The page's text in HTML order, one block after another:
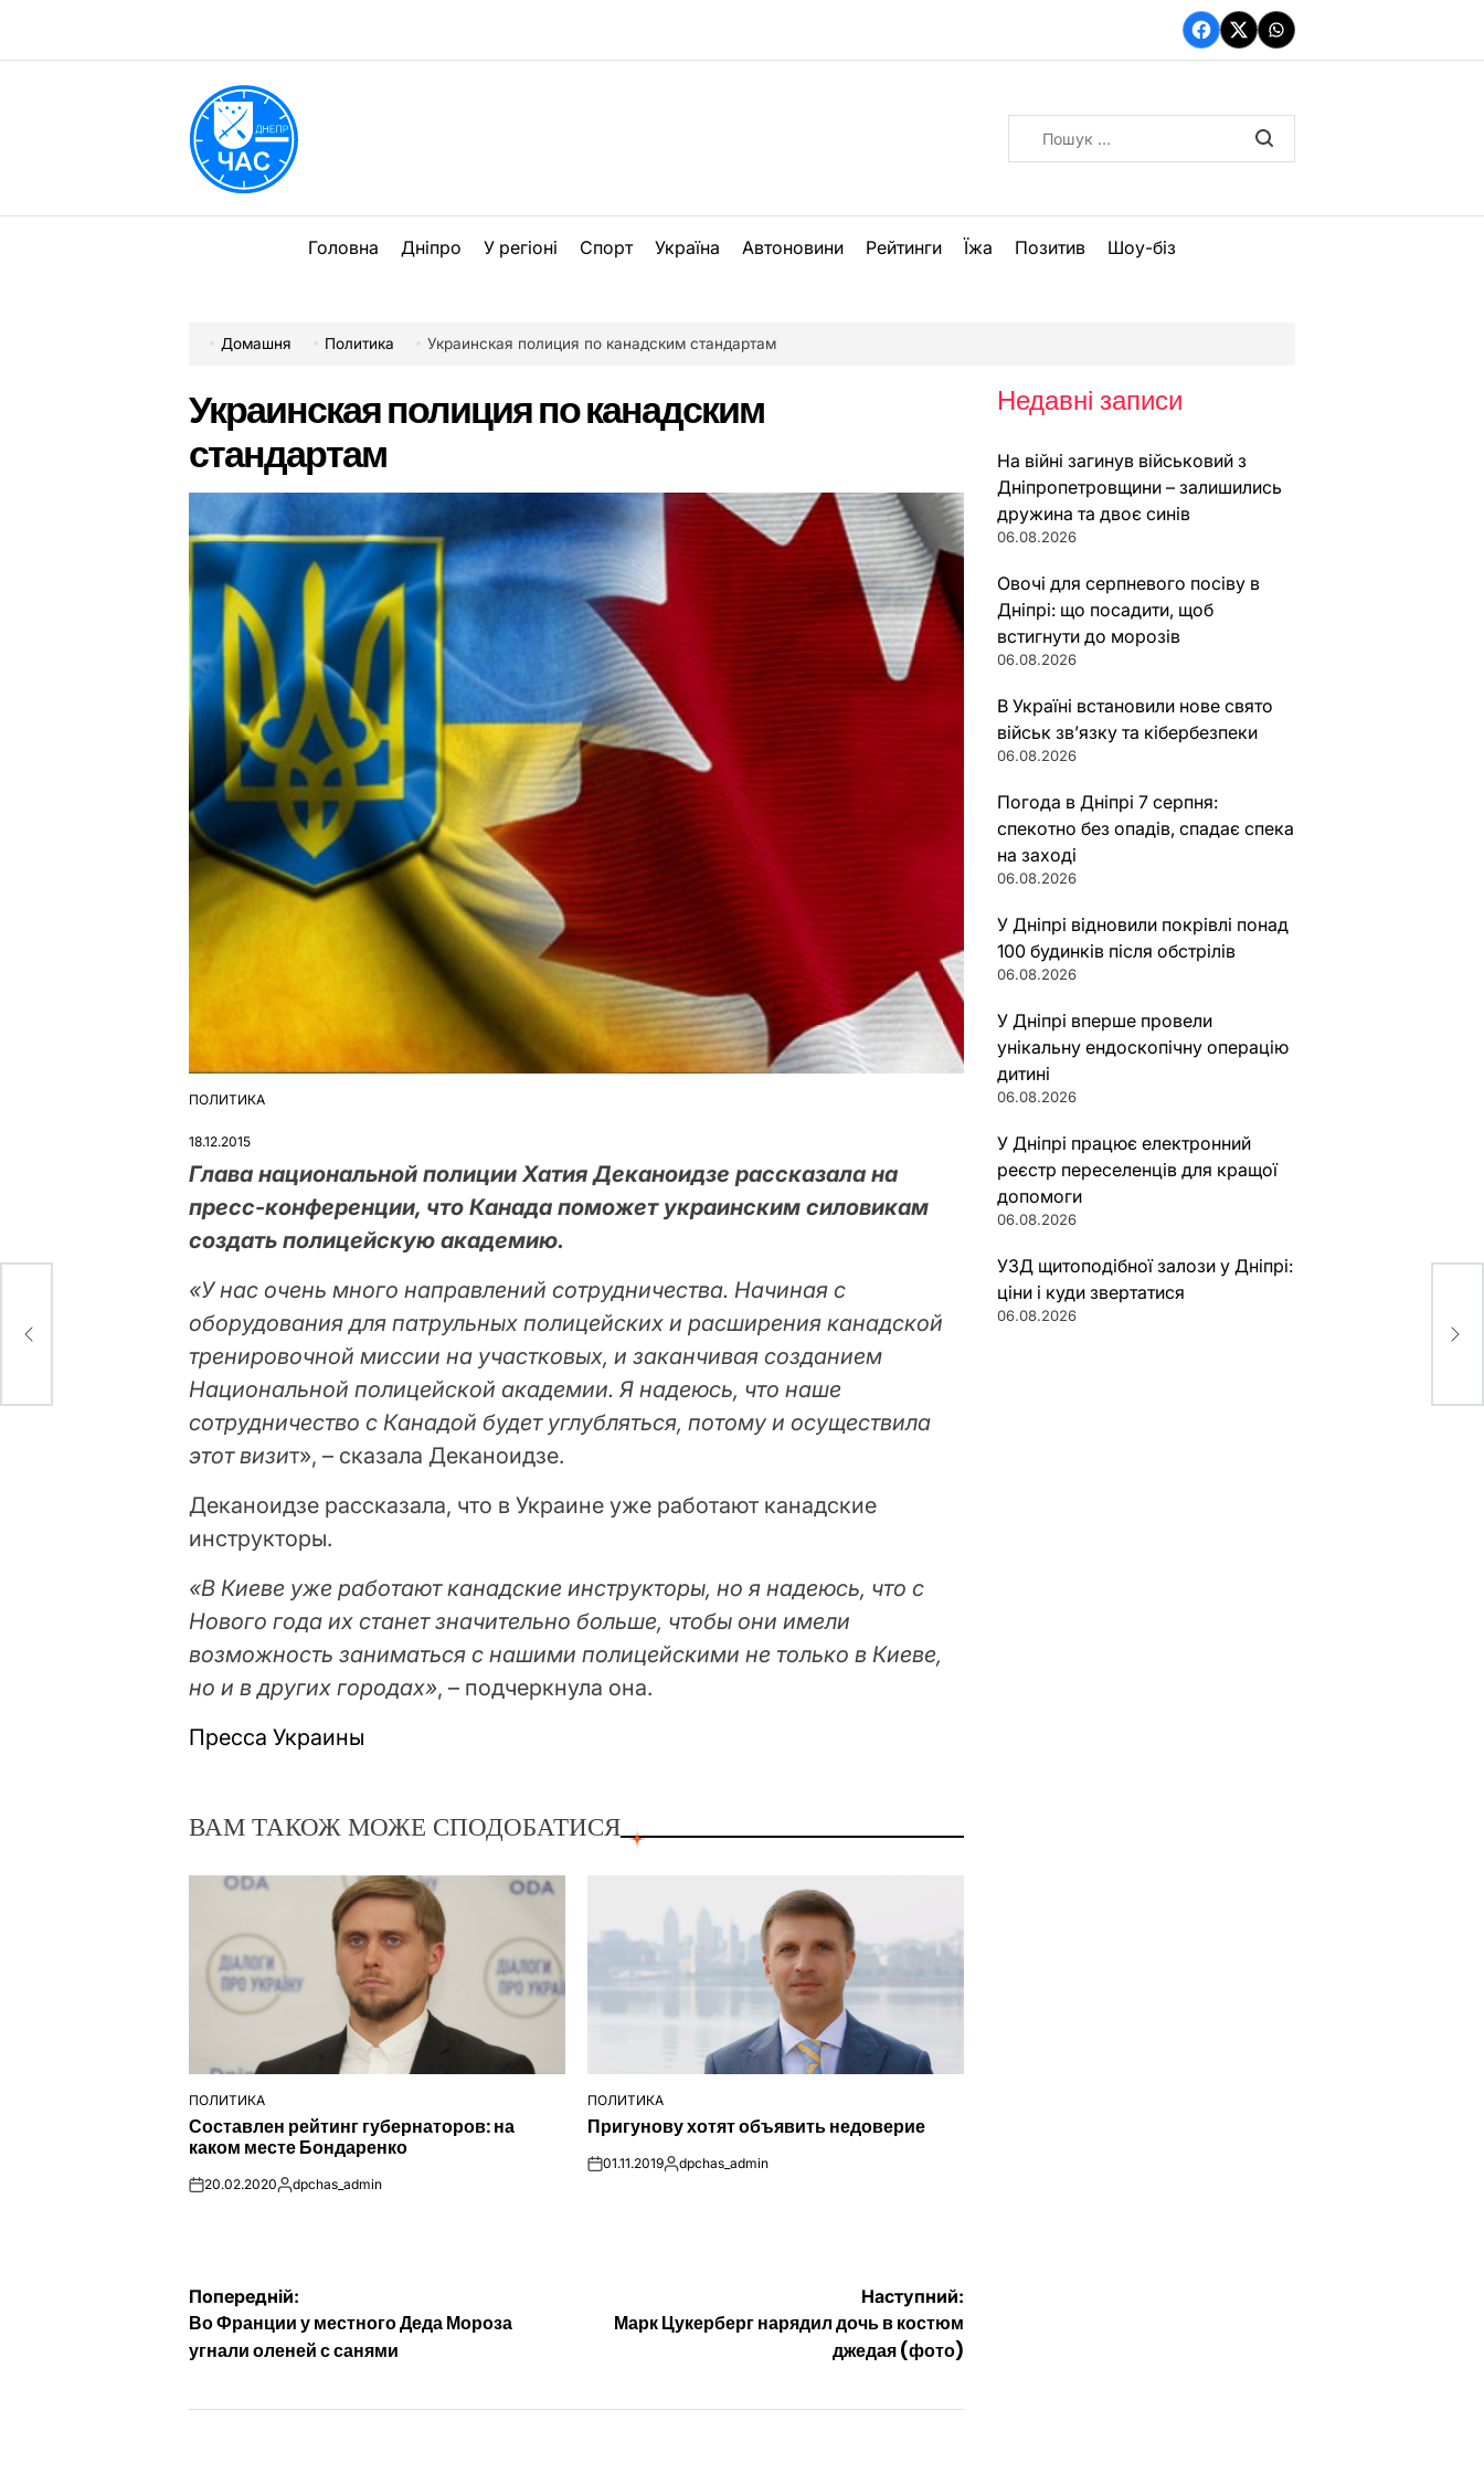
вмісту
Facebook
TwitterWhatsApp
Головна Дніпро У регіоні Спорт Україна Автоновини Рейтинги Їжа Позитив Шоу-біз
Домашня Политика Украинская полиция по канадским стандартам
Украинская полиция по канадским
стандартам
ОПУБЛІКУВАТИ
ПОЛИТИКА
18.12.2015
Глава национальной полиции Хатия Деканоидзе рассказала на
пресс-конференции, что Канада поможет украинским силовикам
создать полицейскую академию.
«У нас очень много направлений сотрудничества. Начиная с
оборудования для патрульных полицейских и расширения канадской
тренировочной миссии на участковых, и заканчивая созданием
Национальной полицейской академии. Я надеюсь, что наше
сотрудничество с Канадой будет углубляться, потому и осуществила
этот визит», – сказала Деканоидзе.
Деканоидзе рассказала, что в Украине уже работают канадские
инструкторы.
«В Киеве уже работают канадские инструкторы, но я надеюсь, что с
Нового года их станет значительно больше, чтобы они имели
возможность заниматься с нашими полицейскими не только в Киеве,
но и в других городах», – подчеркнула она.
Пресса Украины
ВАМ ТАКОЖ МОЖЕ СПОДОБАТИСЯ
ОПУБЛІКУВАТИ
У
ПОЛИТИКА
Составлен рейтинг губернаторов: на
каком месте Бондаренко
on20.02.2020Опубліковано
dpchas_admin
ОПУБЛІКУВАТИ
ПОЛИТИКА
Пригунову хотят объявить недоверие
on01.11.2019Опубліковано
dpchas_admin
Навігація
записів
Попередній:
Во Франции у местного Деда Мороза
угнали оленей с санями
Наступний:
Марк Цукерберг нарядил дочь в костюм
джедая (фото)
Недавні записи
На війні загинув військовий з
Дніпропетровщини – залишились
дружина та двоє синів
06.08.2026
Овочі для серпневого посіву в
Дніпрі: що посадити, щоб
встигнути до морозів
06.08.2026
В Україні встановили нове свято
військ зв’язку та кібербезпеки
06.08.2026
Погода в Дніпрі 7 серпня:
спекотно без опадів, спадає спека
на заході
06.08.2026
У Дніпрі відновили покрівлі понад
100 будинків після обстрілів
06.08.2026
У Дніпрі вперше провели
унікальну ендоскопічну операцію
дитині
06.08.2026
У Дніпрі працює електронний
реєстр переселенців для кращої
допомоги
06.08.2026
УЗД щитоподібної залози у Дніпрі:
ціни і куди звертатися
06.08.2026